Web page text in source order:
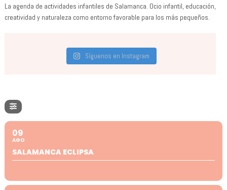
La agenda de actividades infantiles de Salamanca. Ocio infantil, educación,
creatividad y naturaleza como entorno favorable para los más pequeños.
Síguenos en Instagram
09
AGO
SALAMANCA ECLIPSA